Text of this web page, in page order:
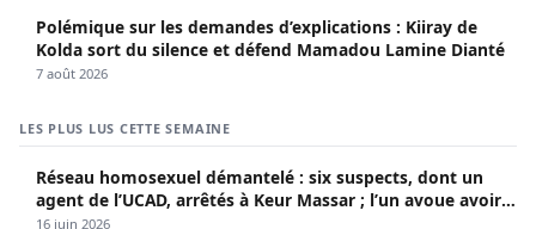
Polémique sur les demandes d’explications : Kiiray de
Kolda sort du silence et défend Mamadou Lamine Dianté
7 août 2026
LES PLUS LUS CETTE SEMAINE
Réseau homosexuel démantelé : six suspects, dont un
agent de l’UCAD, arrêtés à Keur Massar ; l’un avoue avoir
propagé le VIH depuis 2018
16 juin 2026